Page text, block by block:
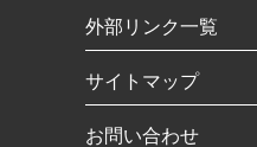
外部リンク一覧
サイトマップ
お問い合わせ